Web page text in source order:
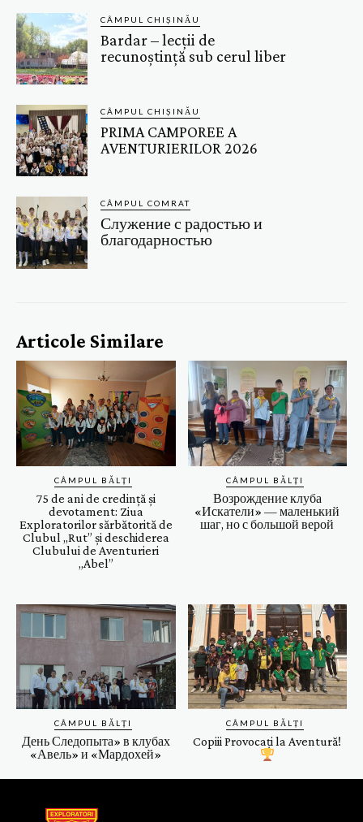
CÂMPUL CHIȘINĂU
Bardar – lecții de
recunoștință sub cerul liber
CÂMPUL CHIȘINĂU
PRIMA CAMPOREE A
AVENTURIERILOR 2026
CÂMPUL COMRAT
Служение с радостью и
благодарностью
Articole Similare
CÂMPUL BĂLȚI
75 de ani de credință și
devotament: Ziua
Exploratorilor sărbătorită de
Clubul ,,Rut” și deschiderea
Clubului de Aventurieri
„Abel”
CÂMPUL BĂLȚI
Возрождение клуба
«Искатели» — маленький
шаг, но с большой верой
CÂMPUL BĂLȚI
День Следопыта» в клубах
«Авель» и «Мардохей»
CÂMPUL BĂLȚI
Copiii Provocați la Aventură!